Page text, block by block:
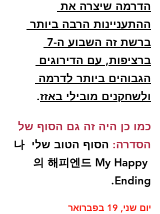
הדרמה שיצרה את
ההתעניינות הרבה ביותר
ברציפות, עם הדירוגים
הגבוהים ביותר לדרמה
ולשחקנים מובילי באזז.
כמו כן היה זה גם הסוף של
הסדרה:
הסוף הטוב שלי  나
의 해피엔드 My Happy
Ending.
יום שני, 19 בפברואר